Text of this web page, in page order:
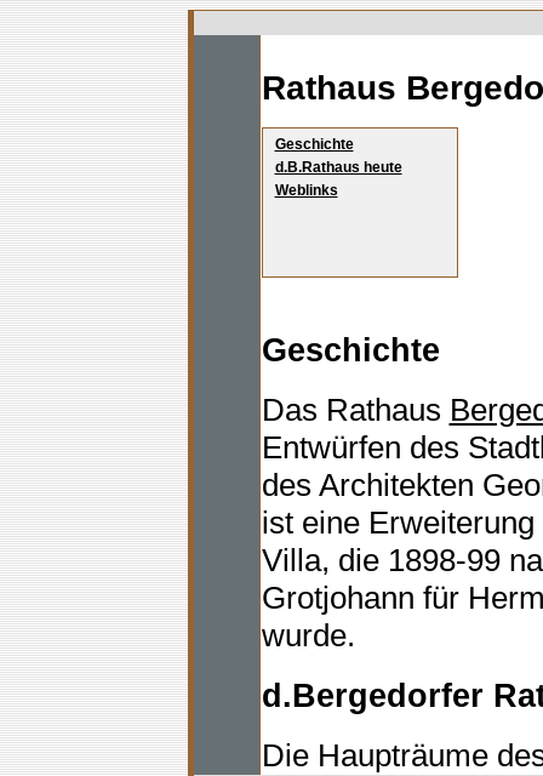
Rathaus
Geschichte
d.B.Rathaus heute
Weblinks
Geschichte
Das Rathaus
Entwürfen des
des Architekten
ist eine
Villa, die 1898-99
Grotjohann für
wurde.
d.Bergedorfer
Die Haupträume